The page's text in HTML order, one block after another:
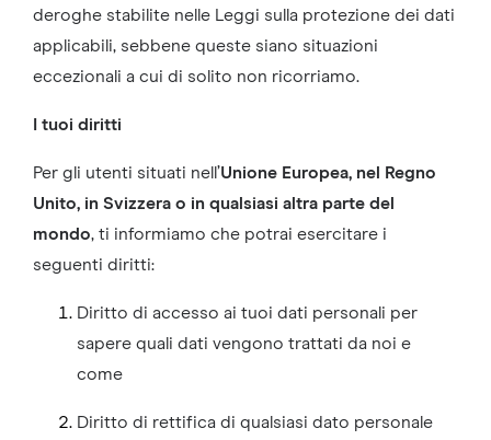
deroghe stabilite nelle Leggi sulla protezione dei dati
applicabili, sebbene queste siano situazioni
eccezionali a cui di solito non ricorriamo.
I tuoi diritti
Per gli utenti situati nell’Unione Europea, nel Regno
Unito, in Svizzera o in qualsiasi altra parte del
mondo, ti informiamo che potrai esercitare i
seguenti diritti:
Diritto di accesso ai tuoi dati personali per
sapere quali dati vengono trattati da noi e
come
Diritto di rettifica di qualsiasi dato personale